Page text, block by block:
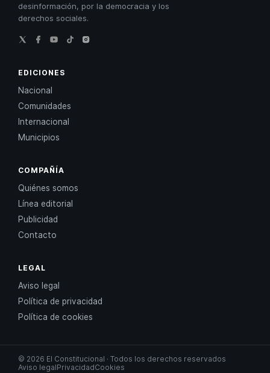
desinformación, por la democracia y los
derechos sociales.
EDICIONES
Nacional
Comunidades
Internacional
Municipios
COMPAÑÍA
Quiénes somos
Línea editorial
Publicidad
Contacto
LEGAL
Aviso legal
Política de privacidad
Política de cookies
© 2026 El Constitucional · Todos los derechos reservados
Aviso legalPrivacidadCookies